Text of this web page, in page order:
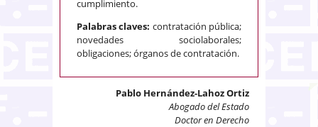
cumplimiento.
Palabras claves: contratación pública;
novedades sociolaborales;
obligaciones; órganos de contratación.
Pablo Hernández-Lahoz Ortiz
Abogado del Estado
Doctor en Derecho